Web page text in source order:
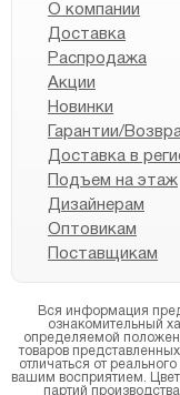
О компании
Доставка
Распродажа
Акции
Новинки
Гарантии/
Доставка в
Подъем на этаж
Дизайнерам
Оптовикам
Поставщикам
Вся информация
ознакомительный
определяемой
товаров
отличаться от
вашим восприятием.
партий